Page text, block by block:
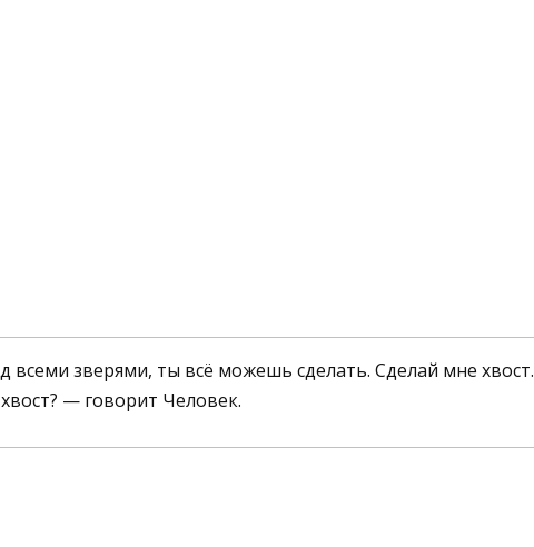
всеми зверями, ты всё можешь сделать. Сделай мне хвост.
— говорит Человек.